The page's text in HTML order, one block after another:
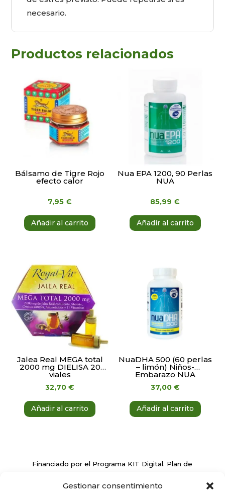
Gestionar consentimiento
necesario.
Productos relacionados
Bálsamo de Tigre Rojo
efecto calor
7,95€
Añadir al carrito
Nua EPA 1200, 90 Perlas
NUA
85,99€
Añadir al carrito
Jalea Real MEGA total
2000 mg DIELISA 20
viales
32,70€
Añadir al carrito
NuaDHA 500 (60 perlas
– limón) Niños-
Embarazo NUA
37,00 €
Añadir al carrito
Financiado por el Programa KIT Digital. Plan de
España ‘Next Generation EU’